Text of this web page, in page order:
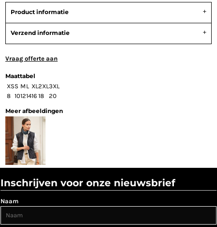
Product informatie
Verzend informatie
Vraag offerte aan
Maattabel
XSS M L XL2XL3XL
8 10121416 18 20
Meer afbeeldingen
Inschrijven voor onze nieuwsbrief
Naam